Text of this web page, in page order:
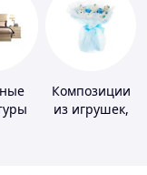
Композиции
из игрушек,